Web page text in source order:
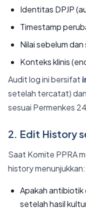
Identitas DPJP
Timestamp
Nilai sebelum
Konteks klinis
Audit log ini bersifat
setelah tercatat) dan
sesuai Permenkes
2. Edit History
Saat Komite PPRA
history menunjukkan:
Apakah
setelah hasil